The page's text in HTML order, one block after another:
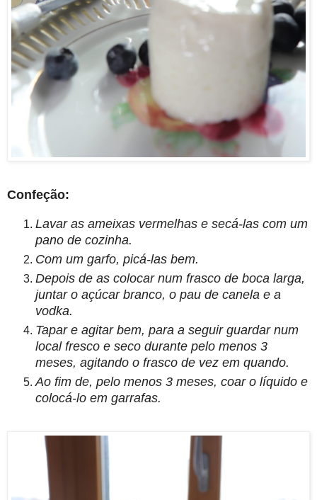
Confeção:
Lavar as ameixas vermelhas e secá-las com um
pano de cozinha.
Com um garfo, picá-las bem.
Depois de as colocar num frasco de boca larga,
juntar o açúcar branco, o pau de canela e a
vodka.
Tapar e agitar bem, para a seguir guardar num
local fresco e seco durante pelo menos 3
meses, agitando o frasco de vez em quando.
Ao fim de, pelo menos 3 meses, coar o líquido e
colocá-lo em garrafas.